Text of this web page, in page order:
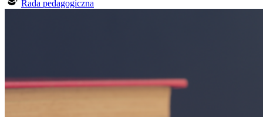
Rada pedagogiczna